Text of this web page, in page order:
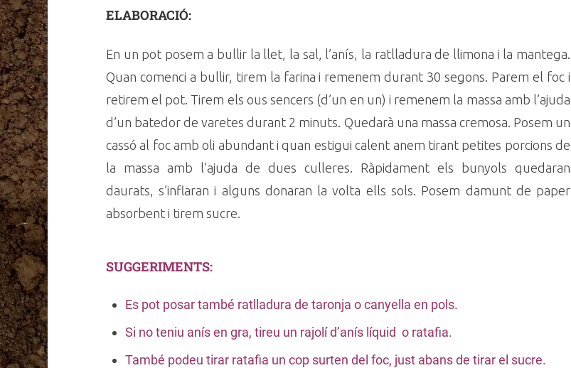
ELABORACIÓ:
En un pot posem a bullir la llet, la sal, l’anís, la ratlladura de llimona i la mantega.
Quan comenci a bullir, tirem la farina i remenem durant 30 segons. Parem el foc i
retirem el pot. Tirem els ous sencers (d’un en un) i remenem la massa amb l’ajuda
d’un batedor de varetes durant 2 minuts. Quedarà una massa cremosa. Posem un
cassó al foc amb oli abundant i quan estigui calent anem tirant petites porcions de
la massa amb l’ajuda de dues culleres. Ràpidament els bunyols quedaran
daurats, s’inflaran i alguns donaran la volta ells sols. Posem damunt de paper
absorbent i tirem sucre.
SUGGERIMENTS:
Es pot posar també ratlladura de taronja o canyella en pols.
Si no teniu anís en gra, tireu un rajolí d’anís líquid o ratafia.
També podeu tirar ratafia un cop surten del foc, just abans de tirar el sucre.